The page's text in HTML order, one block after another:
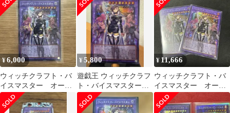
JP038
クレット
¥6,000
ウィッチクラフト・バ
イスマスター オーバ
ーフレーム シークレ
ット
¥5,800
遊戯王 ウィッチクラフ
ト・バイスマスター
オーバーフレームシー
クレット
¥ 11,666
ウィッチクラフト・バ
イスマスター オーバ
ーフレームシークレッ
トレア 2枚